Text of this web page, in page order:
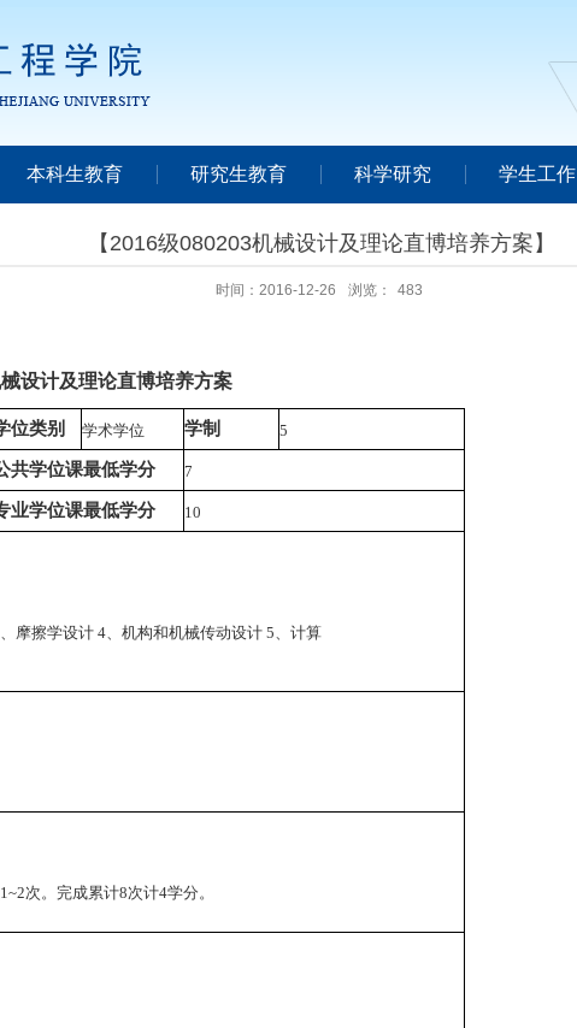
本科生教育 研究生教育 科学研究 学生工作
【2016级080203机械设计及理论直博培养方案】
时间：2016-12-26 浏览： 483
设计及理论直博培养方案
位类别 学术学位 学制 5
共学位课最低学分 7
业学位课最低学分 10
摩擦学设计 4、机构和机械传动设计 5、计算
次。完成累计8次计4学分。